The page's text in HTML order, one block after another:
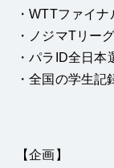
・WTTファイナ
・ノジマTリー
・パラID全日
・全国の学生
【企画】